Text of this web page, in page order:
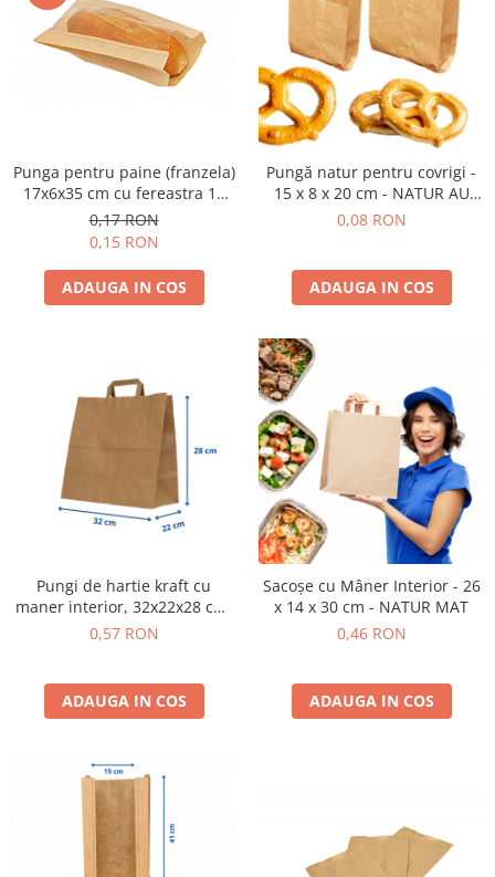
Punga pentru paine (franzela)
17x6x35 cm cu fereastra 10
cm din hartie natur au revenit
in stoc
0,17 RON
0,15 RON
ADAUGA IN COS
Pungă natur pentru covrigi -
15 x 8 x 20 cm - NATUR AU
REVENIT IN STOC
0,08 RON
ADAUGA IN COS
Pungi de hartie kraft cu
maner interior, 32x22x28 cm,
250 buc - NATUR MAT
0,57 RON
ADAUGA IN COS
Sacoșe cu Mâner Interior - 26
x 14 x 30 cm - NATUR MAT
0,46 RON
ADAUGA IN COS